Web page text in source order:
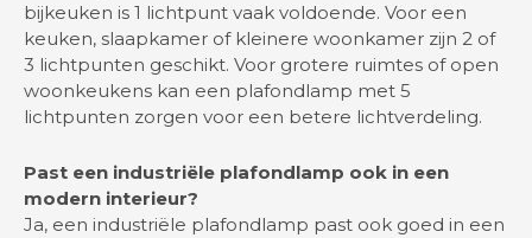
bijkeuken is 1 lichtpunt vaak voldoende. Voor een
keuken, slaapkamer of kleinere woonkamer zijn 2 of
3 lichtpunten geschikt. Voor grotere ruimtes of open
woonkeukens kan een plafondlamp met 5
lichtpunten zorgen voor een betere lichtverdeling.
Past een industriële plafondlamp ook in een
modern interieur?
Ja, een industriële plafondlamp past ook goed in een